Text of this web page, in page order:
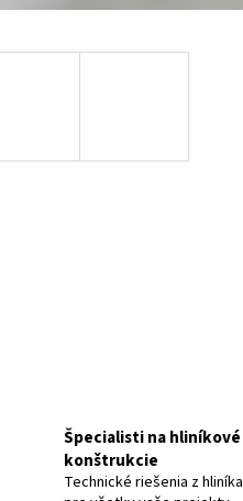
Špecialisti na hliníkové
konštrukcie
Technické riešenia z hliníka